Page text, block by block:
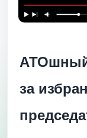
АТОшный
за